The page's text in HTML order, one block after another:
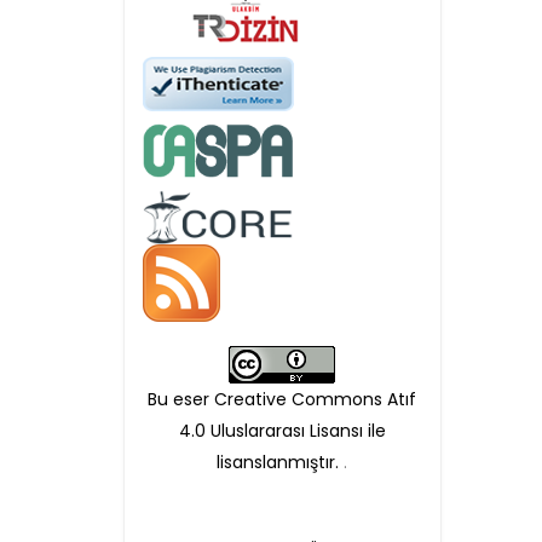
Öndenetimden geçen
makaleler için, 100 Avro
Makale İşletim Ücreti (APC)
alınmaktadır.
Hakem sürecine alınacak
makaleler için yazarlara
APC ödeme bilgi mesajı
iletilmektedir.
Bu eser Creative Commons Atıf
4.0 Uluslararası Lisansı ile
lisanslanmıştır. .